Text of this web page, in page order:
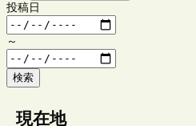
投稿日
～
検索
現在地